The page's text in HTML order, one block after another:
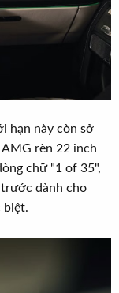
hạn này còn sở
rèn 22 inch
chữ "1 of 35",
dành cho
biệt.